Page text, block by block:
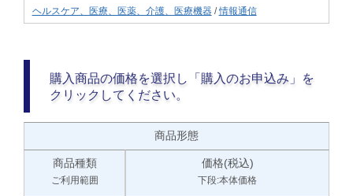
ヘルスケア、医療、医薬、介護、医療機器/情報通信
購入商品の価格を選択し「購入のお申込み」を
クリックしてください。
商品形態
商品種類
ご利用範囲
価格(税込)
下段:本体価格